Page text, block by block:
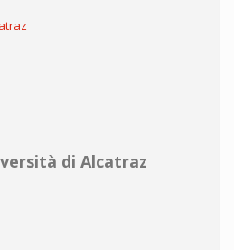
di Alcatraz